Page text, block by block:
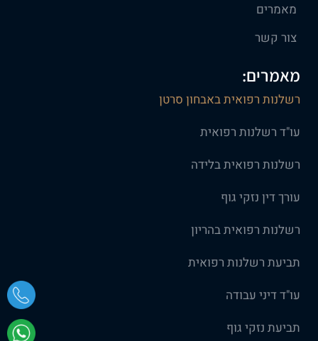
מאמרים
צור קשר
מאמרים:
רשלנות רפואית באבחון סרטן
עו"ד רשלנות רפואית
רשלנות רפואית בלידה
עורך דין נזקי גוף
רשלנות רפואית בהריון
תביעת רשלנות רפואית
עו"ד דיני עבודה
תביעת נזקי גוף